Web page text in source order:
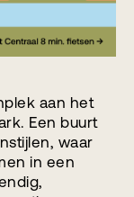
aan het
Een buurt
waar
in een